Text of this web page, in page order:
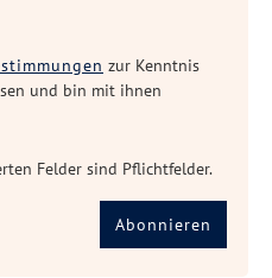
zur Kenntnis
und bin mit ihnen
Felder sind Pflichtfelder.
Abonnieren